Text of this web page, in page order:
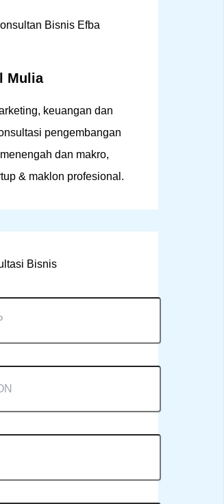
Mulia
keuangan dan
pengembangan
dan makro,
& maklon profesional.
Bisnis